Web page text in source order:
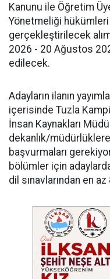
Kanunu ile Öğretim
Yönetmeliği
gerçekleştirilecek
2026 - 20 Ağustos
edilecek.
Adayların ilanın
içerisinde Tuzla
İnsan Kaynakları
dekanlık/
başvurmaları
bölümler için
dil sınavlarından en